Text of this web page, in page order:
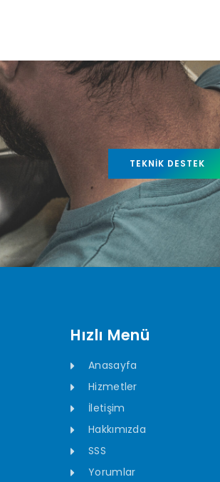
TEKNIK DESTEK
Hızlı Menü
Anasayfa
Hizmetler
İletişim
Hakkımızda
SSS
Yorumlar